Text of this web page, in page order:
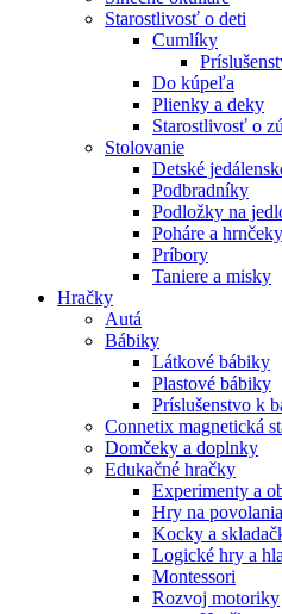
Starostlivosť o deti
Cumlíky
Do kúpeľa
Plienky a deky
Starostlivosť o
Stolovanie
Detské
Podbradníky
Podložky na
Poháre a hrnčeky
Príbory
Taniere a misky
Hračky
Autá
Bábiky
Látkové bábiky
Plastové bábiky
Príslušenstvo k
Connetix magnetická
Domčeky a doplnky
Edukačné hračky
Experimenty a
Hry na
Kocky a
Logické hry a
Montessori
Rozvoj motoriky